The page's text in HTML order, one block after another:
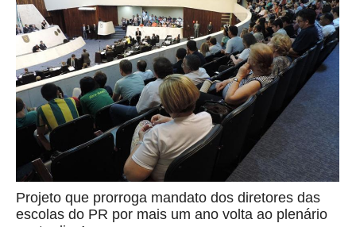
Projeto que prorroga mandato dos diretores das
escolas do PR por mais um ano volta ao plenário